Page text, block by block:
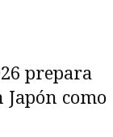
prepara
como